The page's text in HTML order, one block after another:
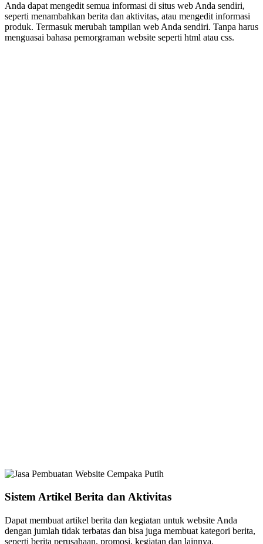
Anda dapat mengedit semua informasi di situs web Anda sendiri,
seperti menambahkan berita dan aktivitas, atau mengedit informasi
produk. Termasuk merubah tampilan web Anda sendiri. Tanpa harus
menguasai bahasa pemorgraman website seperti html atau css.
Sistem Artikel Berita dan Aktivitas
Dapat membuat artikel berita dan kegiatan untuk website Anda
dengan jumlah tidak terbatas dan bisa juga membuat kategori berita,
seperti berita perusahaan, promosi, kegiatan dan lainnya.